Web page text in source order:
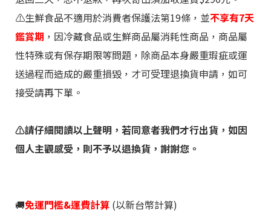
⚠️生鮮食品不適用於消費者保護法第19條，並不享有7天
鑑賞期 ，因冷藏食品或生鮮商品屬消耗性商品，商品屬
性特殊或有保存期限等問題，除商品本身嚴重瑕疵或運
送過程而造成的嚴重損毀，才可受理退換貨申請，如可
接受請再下單。
⚠️請仔細閱讀以上聲明，若同意者我們才行出貨，如因
個人主觀感受，則不予以退換貨，謝謝您。
🚚免運門檻&運費計算 (以新台幣計算)